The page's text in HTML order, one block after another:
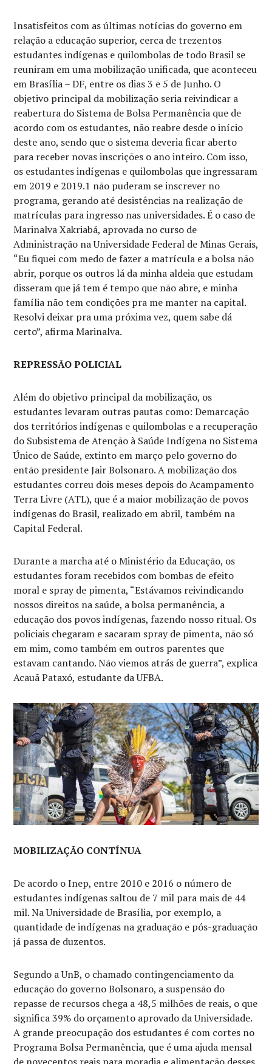
Insatisfeitos com as últimas notícias do governo em
relação a educação superior, cerca de trezentos
estudantes indígenas e quilombolas de todo Brasil se
reuniram em uma mobilização unificada, que aconteceu
em Brasília – DF, entre os dias 3 e 5 de Junho. O
objetivo principal da mobilização seria reivindicar a
reabertura do Sistema de Bolsa Permanência que de
acordo com os estudantes, não reabre desde o início
deste ano, sendo que o sistema deveria ficar aberto
para receber novas inscrições o ano inteiro. Com isso,
os estudantes indígenas e quilombolas que ingressaram
em 2019 e 2019.1 não puderam se inscrever no
programa, gerando até desistências na realização de
matrículas para ingresso nas universidades. É o caso de
Marinalva Xakriabá, aprovada no curso de
Administração na Universidade Federal de Minas Gerais,
“Eu fiquei com medo de fazer a matrícula e a bolsa não
abrir, porque os outros lá da minha aldeia que estudam
disseram que já tem é tempo que não abre, e minha
família não tem condições pra me manter na capital.
Resolvi deixar pra uma próxima vez, quem sabe dá
certo”, afirma Marinalva.
REPRESSÃO POLICIAL
Além do objetivo principal da mobilização, os
estudantes levaram outras pautas como: Demarcação
dos territórios indígenas e quilombolas e a recuperação
do Subsistema de Atenção à Saúde Indígena no Sistema
Único de Saúde, extinto em março pelo governo do
então presidente Jair Bolsonaro. A mobilização dos
estudantes correu dois meses depois do Acampamento
Terra Livre (ATL), que é a maior mobilização de povos
indígenas do Brasil, realizado em abril, também na
Capital Federal.
Durante a marcha até o Ministério da Educação, os
estudantes foram recebidos com bombas de efeito
moral e spray de pimenta, “Estávamos reivindicando
nossos direitos na saúde, a bolsa permanência, a
educação dos povos indígenas, fazendo nosso ritual. Os
policiais chegaram e sacaram spray de pimenta, não só
em mim, como também em outros parentes que
estavam cantando. Não viemos atrás de guerra”, explica
Acauã Pataxó, estudante da UFBA.
MOBILIZAÇÃO CONTÍNUA
De acordo o Inep, entre 2010 e 2016 o número de
estudantes indígenas saltou de 7 mil para mais de 44
mil. Na Universidade de Brasília, por exemplo, a
quantidade de indígenas na graduação e pós-graduação
já passa de duzentos.
Segundo a UnB, o chamado contingenciamento da
educação do governo Bolsonaro, a suspensão do
repasse de recursos chega a 48,5 milhões de reais, o que
significa 39% do orçamento aprovado da Universidade.
A grande preocupação dos estudantes é com cortes no
Programa Bolsa Permanência, que é uma ajuda mensal